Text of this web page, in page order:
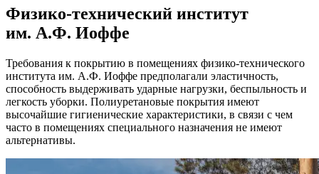
Физико-технический институт
им. А.Ф. Иоффе
Требования к покрытию в помещениях физико-технического
института им. А.Ф. Иоффе предполагали эластичность,
способность выдерживать ударные нагрузки, беспыльность и
легкость уборки. Полиуретановые покрытия имеют
высочайшие гигиенические характеристики, в связи с чем
часто в помещениях специального назначения не имеют
альтернативы.